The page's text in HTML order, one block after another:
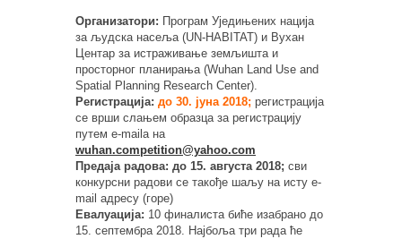
Организатори: Програм Уједињених нација
за људска насеља (UN-HABITAT) и Вухан
Центар за истраживање земљишта и
просторног планирања (Wuhan Land Use and
Spatial Planning Research Center).
Регистрација: до 30. јуна 2018; регистрација
се врши слањем образца за регистрацију
путем e-mailа на
wuhan.competition@yahoo.com
Предаја радова: до 15. августа 2018; сви
конкурсни радови се такође шаљу на исту e-
mail адресу (горе)
Евалуација: 10 финалиста биће изабрано до
15. септембра 2018. Најбоља три рада ће